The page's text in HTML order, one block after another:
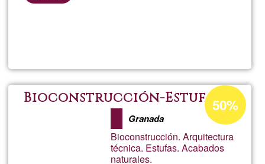
Bioconstrucción-Estufas
Granada
Bioconstrucción. Arquitectura
técnica. Estufas. Acabados
naturales.
Acceptance
percentage
Ğ1
50%